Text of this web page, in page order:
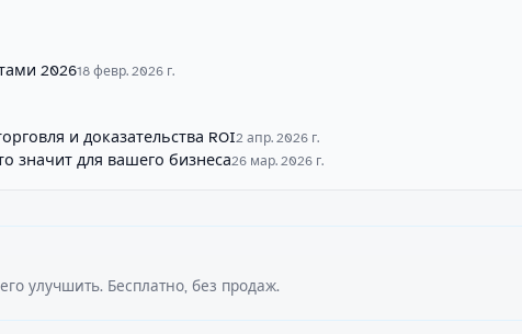
202618 февр. 2026 г.
и доказательства ROI2 апр. 2026 г.
значит для вашего бизнеса26 мар. 2026 г.
улучшить. Бесплатно, без продаж.